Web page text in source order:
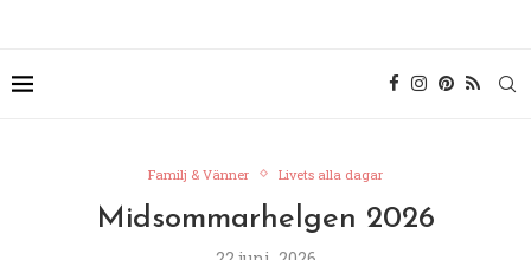
Familj & Vänner Livets alla dagar
Midsommarhelgen 2026